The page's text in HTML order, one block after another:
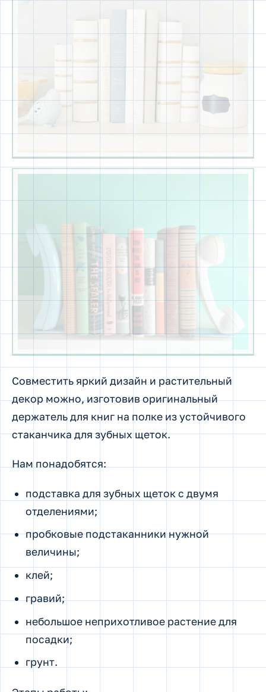
Совместить яркий дизайн и растительный
декор можно, изготовив оригинальный
держатель для книг на полке из устойчивого
стаканчика для зубных щеток.
Нам понадобятся:
подставка для зубных щеток с двумя
отделениями;
пробковые подстаканники нужной
гравий;
посадки;
Этапы работы:
Приклеить пробковые подстаканники к
нижней части подставки для зубных щеток,
дать высохнуть.